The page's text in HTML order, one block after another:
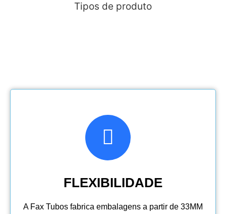
Tipos de produto
FLEXIBILIDADE
A Fax Tubos fabrica embalagens a partir de 33MM